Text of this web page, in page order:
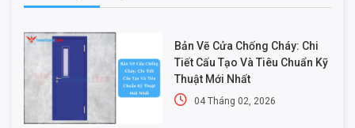
Bản Vẽ Cửa Chống Cháy: Chi
Tiết Cấu Tạo Và Tiêu Chuẩn Kỹ
Thuật Mới Nhất
04 Tháng 02, 2026